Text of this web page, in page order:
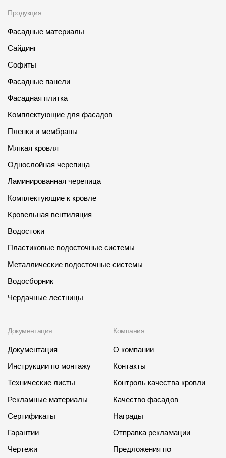
Продукция
Фасадные материалы
Сайдинг
Софиты
Фасадные панели
Фасадная плитка
Комплектующие для фасадов
Пленки и мембраны
Мягкая кровля
Однослойная черепица
Ламинированная черепица
Комплектующие к кровле
Кровельная вентиляция
Водостоки
Пластиковые водосточные системы
Металлические водосточные системы
Водосборник
Чердачные лестницы
Документация
Документация
Инструкции по монтажу
Технические листы
Рекламные материалы
Сертификаты
Гарантии
Чертежи
Компания
О компании
Контакты
Контроль качества кровли
Качество фасадов
Награды
Отправка рекламации
Предложения по